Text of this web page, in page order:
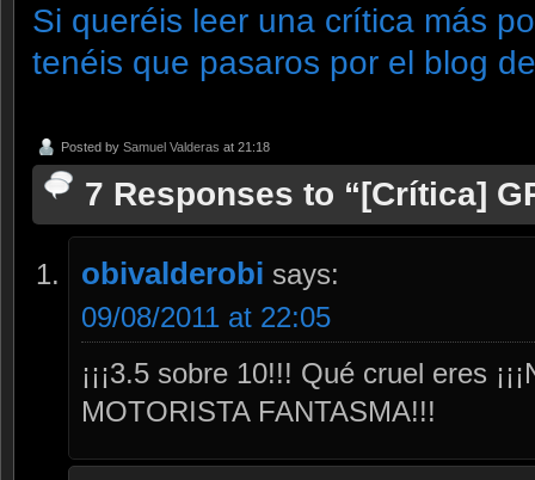
Si queréis leer una crítica más
tenéis que pasaros por el blog
Posted by Samuel Valderas at 21:18
7 Responses to “[Crítica]
obivalderobi says:
09/08/2011 at 22:05
¡¡¡3.5 sobre 10!!! Qué cruel eres
MOTORISTA FANTASMA!!!